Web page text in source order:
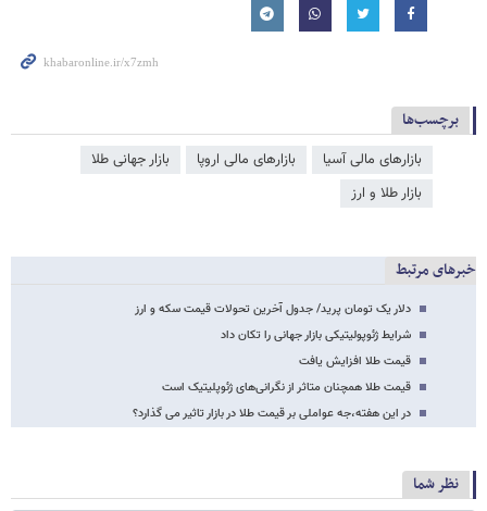
برچسب‌ها
بازارهای مالی آسیا بازارهای مالی اروپا
بازار جهانی طلا
بازار طلا و ارز
خبرهای مرتبط
دلار یک تومان پرید/ جدول آخرین تحولات قیمت سکه و ارز
شرایط ژئوپولیتیکی بازار جهانی را تکان داد
قیمت طلا افزایش یافت
قیمت طلا همچنان متاثر از نگرانی‌های ژئوپلیتیک است
در این هفته،جه عواملی بر قیمت طلا در بازار تاثیر می گذارد؟
نظر شما